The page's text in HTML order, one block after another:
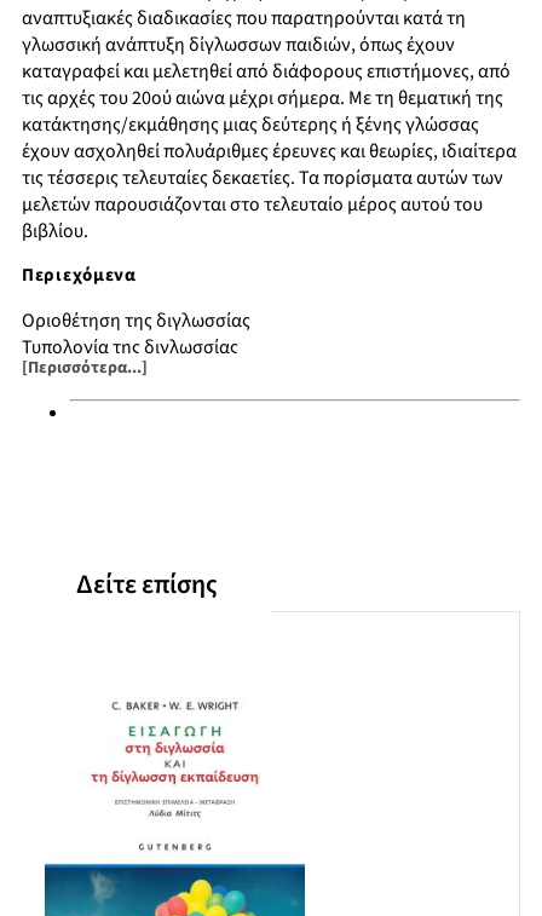
αναπτυξιακές διαδικασίες που παρατηρούνται κατά τη
γλωσσική ανάπτυξη δίγλωσσων παιδιών, όπως έχουν
καταγραφεί και μελετηθεί από διάφορους επιστήμονες, από
τις αρχές του 20ού αιώνα μέχρι σήμερα. Με τη θεματική της
κατάκτησης/εκμάθησης μιας δεύτερης ή ξένης γλώσσας
έχουν ασχοληθεί πολυάριθμες έρευνες και θεωρίες, ιδιαίτερα
τις τέσσερις τελευταίες δεκαετίες. Τα πορίσματα αυτών των
μελετών παρουσιάζονται στο τελευταίο μέρος αυτού του
βιβλίου.
Περιεχόμενα
Οριοθέτηση της διγλωσσίας
Τυπολογία της διγλωσσίας
Γλωσσική ανάπτυξη και διγλωσσία
Μελέτη της ταυτόχρονης δίγλωσσης γλωσσικής ανάπτυξης
[Περισσότερα...]
Δείτε επίσης